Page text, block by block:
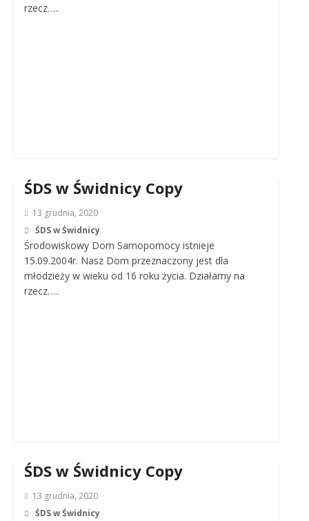
rzecz…..
ŚDS w Świdnicy Copy
13 grudnia, 2020
ŚDS w Świdnicy
Środowiskowy Dom Samopomocy istnieje
15.09.2004r. Nasz Dom przeznaczony jest dla
młodzieży w wieku od 16 roku życia. Działamy na
rzecz…..
ŚDS w Świdnicy Copy
13 grudnia, 2020
ŚDS w Świdnicy